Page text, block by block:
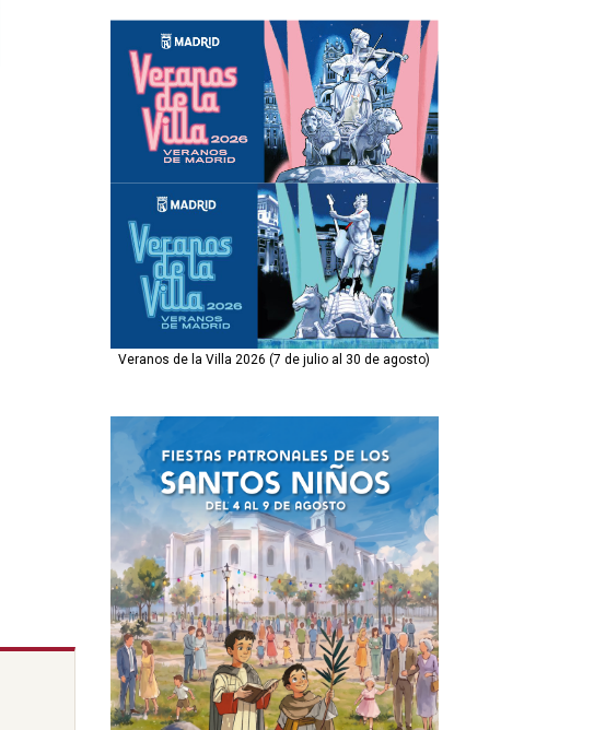
Veranos de la Villa 2026 (7 de julio al 30 de agosto)